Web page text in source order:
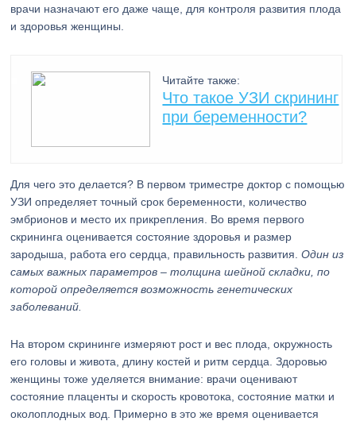
врачи назначают его даже чаще, для контроля развития плода
и здоровья женщины.
Читайте также:
Что такое УЗИ скрининг
при беременности?
Для чего это делается? В первом триместре доктор с помощью
УЗИ определяет точный срок беременности, количество
эмбрионов и место их прикрепления. Во время первого
скрининга оценивается состояние здоровья и размер
зародыша, работа его сердца, правильность развития.Один из
самых важных параметров – толщина шейной складки, по
которой определяется возможность генетических
заболеваний.
На втором скрининге измеряют рост и вес плода, окружность
его головы и живота, длину костей и ритм сердца. Здоровью
женщины тоже уделяется внимание: врачи оценивают
состояние плаценты и скорость кровотока, состояние матки и
околоплодных вод. Примерно в это же время оценивается